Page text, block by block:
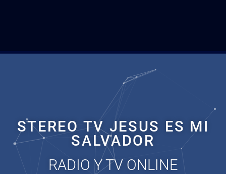
STEREO TV JESUS ES MI
SALVADOR
RADIO Y TV ONLINE